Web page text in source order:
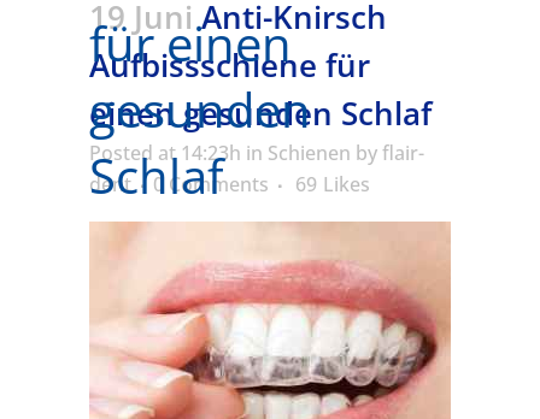
für einen
gesunden
Schlaf
19 JuniAnti-Knirsch
Aufbissschiene für
einen gesunden Schlaf
Posted at 14:23h in Schienen byflair-
dent
0 Comments 69 Likes